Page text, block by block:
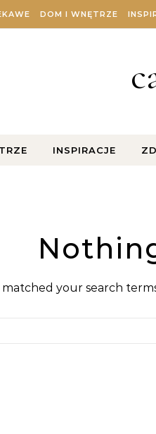
DOM I WNĘTRZE
INSPIRACJE
your search